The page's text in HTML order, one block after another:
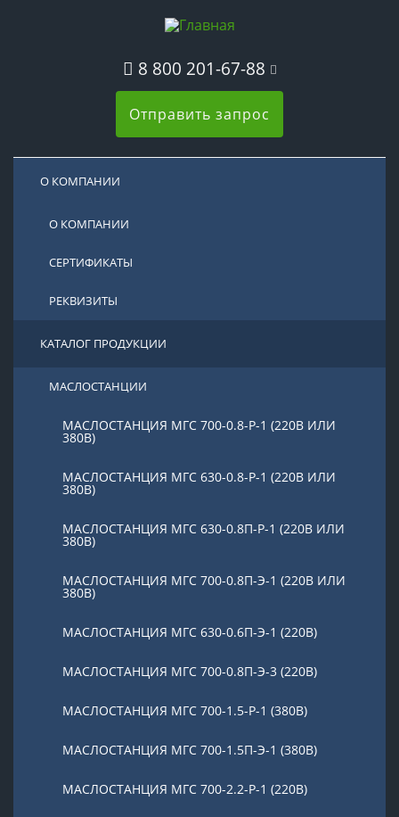
8 800 201-67-88
Отправить запрос
О КОМПАНИИ
О КОМПАНИИ
СЕРТИФИКАТЫ
РЕКВИЗИТЫ
КАТАЛОГ ПРОДУКЦИИ
МАСЛОСТАНЦИИ
МАСЛОСТАНЦИЯ МГС 700-0.8-Р-1 (220В ИЛИ
380В)
МАСЛОСТАНЦИЯ МГС 630-0.8-Р-1 (220В ИЛИ
380В)
МАСЛОСТАНЦИЯ МГС 630-0.8П-Р-1 (220В ИЛИ
380В)
МАСЛОСТАНЦИЯ МГС 700-0.8П-Э-1 (220В ИЛИ
380В)
МАСЛОСТАНЦИЯ МГС 630-0.6П-Э-1 (220В)
МАСЛОСТАНЦИЯ МГС 700-0.8П-Э-3 (220В)
МАСЛОСТАНЦИЯ МГС 700-1.5-Р-1 (380В)
МАСЛОСТАНЦИЯ МГС 700-1.5П-Э-1 (380В)
МАСЛОСТАНЦИЯ МГС 700-2.2-Р-1 (220В)